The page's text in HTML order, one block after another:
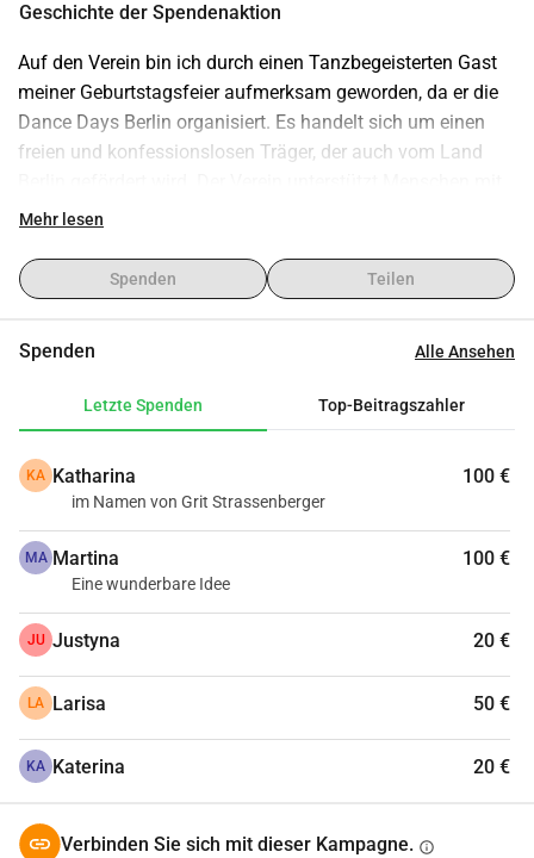
Geschichte der Spendenaktion
Auf den Verein bin ich durch einen Tanzbegeisterten Gast
meiner Geburtstagsfeier aufmerksam geworden, da er die
Dance Days Berlin organisiert. Es handelt sich um einen
freien und konfessionslosen Träger, der auch vom Land
Sinnes- und Körperbehinderungen sowie alte und
und Freizeiteinrichtungen bzw. Veranstaltungen zu
schaffen.
Mehr lesen
Spenden Teilen
Spenden Alle Ansehen
Letzte Spenden Top-Beitragszahler
KA Katharina 100 €
im Namen von Grit Strassenberger
MA Martina 100 €
Eine wunderbare Idee
JU Justyna 20 €
LA Larisa 50 €
KA Katerina 20 €
Verbinden Sie sich mit dieser Kampagne. info